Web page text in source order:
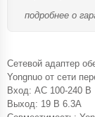
подробнее о
Сетевой адаптер
Yongnuo от сети
Вход: AC 100-240 В
Выход: 19 В 6.3A